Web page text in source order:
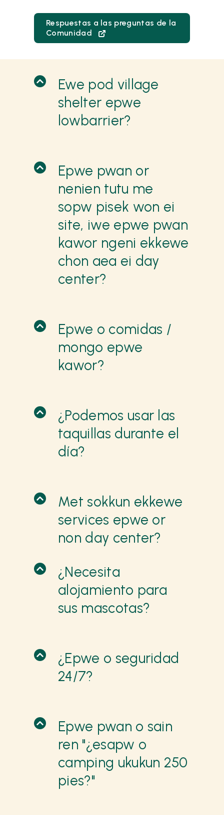
Respuestas a las preguntas de la
Comunidad
Ewe pod village
shelter epwe
lowbarrier?
Epwe pwan or
nenien tutu me
sopw pisek won ei
site, iwe epwe pwan
kawor ngeni ekkewe
chon aea ei day
center?
Epwe o comidas /
mongo epwe
kawor?
¿Podemos usar las
taquillas durante el
día?
Met sokkun ekkewe
services epwe or
non day center?
¿Necesita
alojamiento para
sus mascotas?
¿Epwe o seguridad
24/7?
Epwe pwan o sain
ren "¿esapw o
camping ukukun 250
pies?"